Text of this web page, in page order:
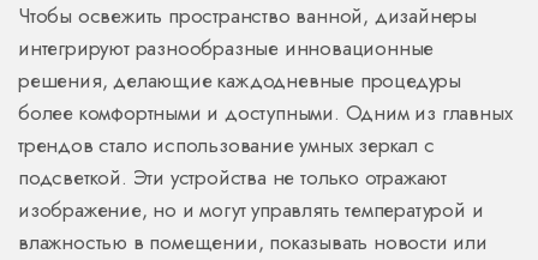
Чтобы освежить пространство ванной, дизайнеры
интегрируют разнообразные инновационные
решения, делающие каждодневные процедуры
более комфортными и доступными. Одним из главных
трендов стало использование умных зеркал с
подсветкой. Эти устройства не только отражают
изображение, но и могут управлять температурой и
влажностью в помещении, показывать новости или